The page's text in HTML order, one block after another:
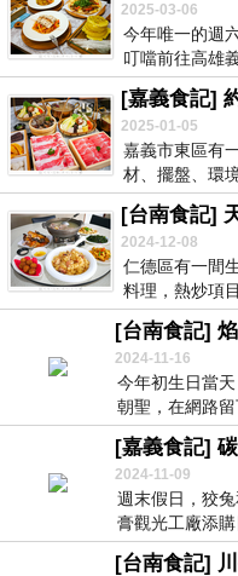
2025-03-06
今年唯一的週
叮噹前往高雄
意的...
2025-01-05
嘉義市東區有
材、擺盤、環
它！ ...
2024-12-08
仁德區有一間
料理，熱炒項
聚！ ...
2024-11-16
今年初生日當
朝聖，在網路
覽，看...
2024-11-09
週末假日，狡
膏觀光工廠添
後再...